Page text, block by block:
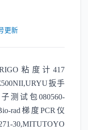
更新
粘度计417
扳手
测试包080560-
rad梯度PCR仪
30,MITUTOYO